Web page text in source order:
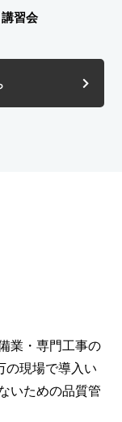
習会
業・専門工事の
の現場で導入い
いための品質管